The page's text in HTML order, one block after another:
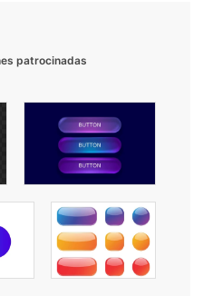
patrocinadas